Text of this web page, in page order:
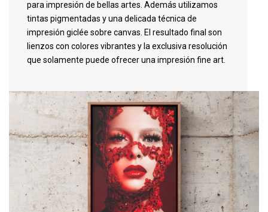
para impresión de bellas artes. Además utilizamos
tintas pigmentadas y una delicada técnica de
impresión giclée sobre canvas. El resultado final son
lienzos con colores vibrantes y la exclusiva resolución
que solamente puede ofrecer una impresión fine art.